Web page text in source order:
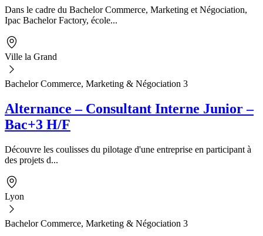
Dans le cadre du Bachelor Commerce, Marketing et Négociation,
Ipac Bachelor Factory, école...
Ville la Grand
Bachelor Commerce, Marketing & Négociation 3
Alternance – Consultant Interne Junior –
Bac+3 H/F
Découvre les coulisses du pilotage d'une entreprise en participant à
des projets d...
Lyon
Bachelor Commerce, Marketing & Négociation 3